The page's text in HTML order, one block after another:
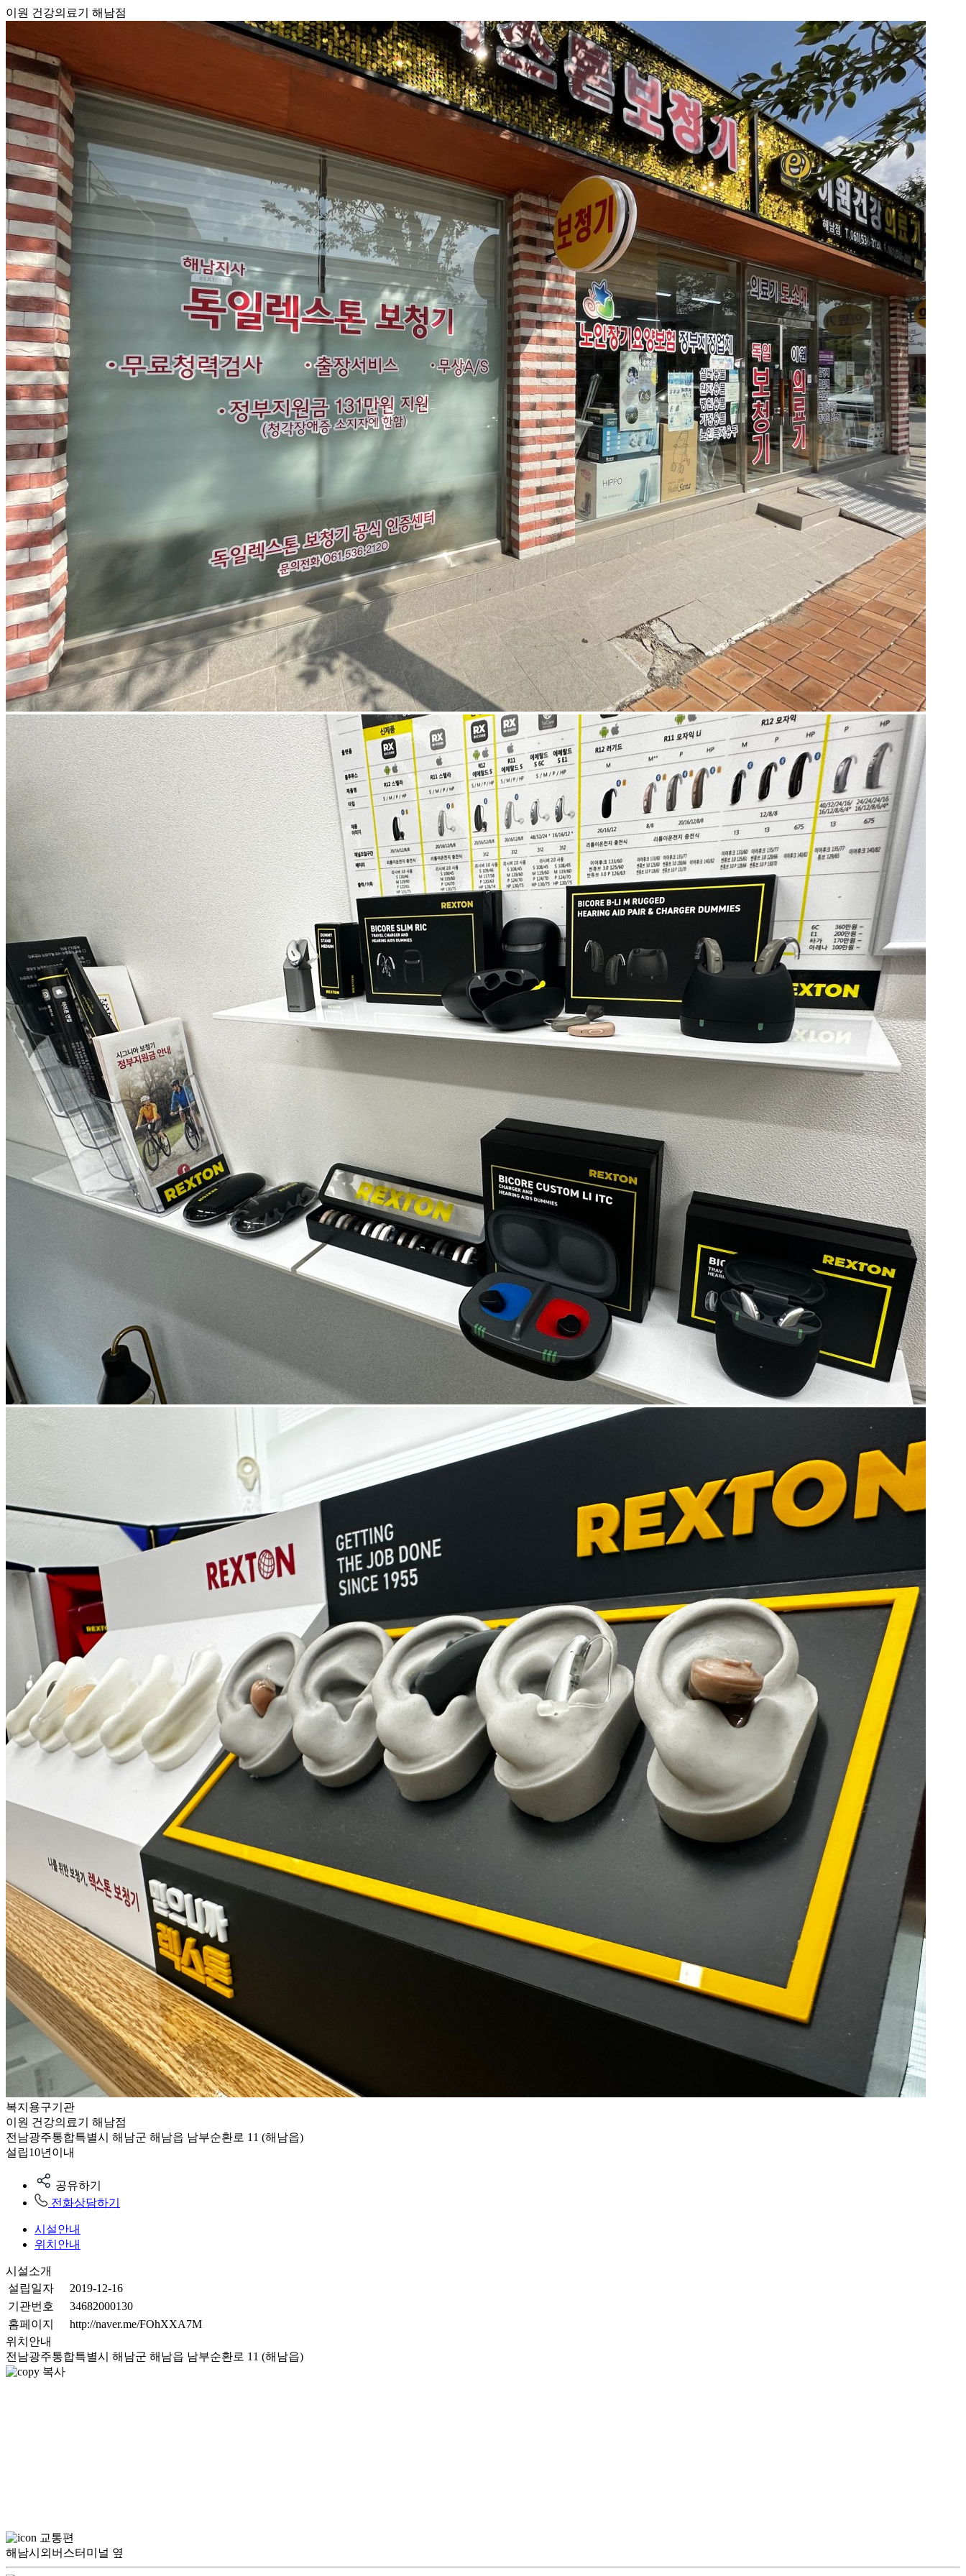
이원 건강의료기 해남점
복지용구기관
이원 건강의료기 해남점
전남광주통합특별시 해남군 해남읍 남부순환로 11 (해남읍)
설립10년이내
공유하기
전화상담하기
시설안내
위치안내
시설소개
설립일자
2019-12-16
기관번호
34682000130
홈페이지
http://naver.me/FOhXXA7M
위치안내
전남광주통합특별시 해남군 해남읍 남부순환로 11 (해남읍)
복사
교통편
해남시외버스터미널 옆